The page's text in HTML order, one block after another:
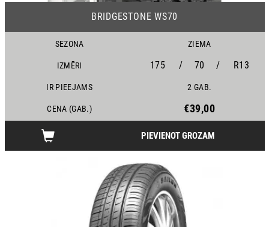
BRIDGESTONE WS70
SEZONA ZIEMA
IZMĒRI 175 / 70 / R13
IR PIEEJAMS 2 GAB.
CENA (GAB.) €39,00
PIEVIENOT GROZAM